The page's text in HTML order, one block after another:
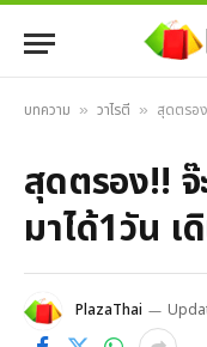
บทความ » วาไรตี้ » สุดตรอง
สุดตรอง!! จ๊
มาได้1วัน เ
PlazaThai